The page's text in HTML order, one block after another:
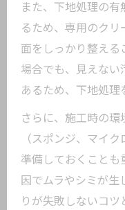
また、下地処理の
るため、専用のクリ
面をしっかり整える
場合でも、見えない
あるため、下地処理
さらに、施工時の
（スポンジ、マイ
準備しておくことも
因でムラやシミが
りが失敗しないコツ